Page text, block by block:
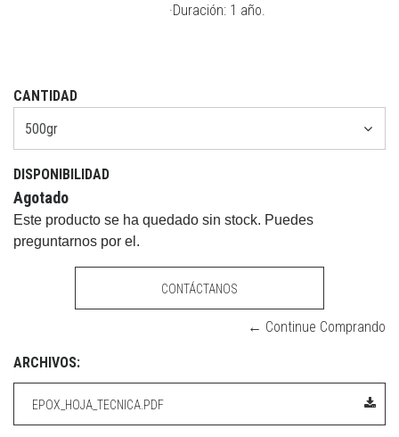
·Duración: 1 año.
CANTIDAD
DISPONIBILIDAD
Agotado
Este producto se ha quedado sin stock. Puedes
preguntarnos por el.
CONTÁCTANOS
← Continue Comprando
ARCHIVOS:
EPOX_HOJA_TECNICA.PDF